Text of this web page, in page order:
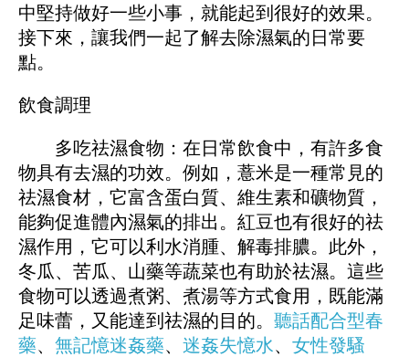
中堅持做好一些小事，就能起到很好的效果。
接下來，讓我們一起了解去除濕氣的日常要
點。
飲食調理
多吃祛濕食物：在日常飲食中，有許多食
物具有去濕的功效。例如，薏米是一種常見的
祛濕食材，它富含蛋白質、維生素和礦物質，
能夠促進體內濕氣的排出。紅豆也有很好的祛
濕作用，它可以利水消腫、解毒排膿。此外，
冬瓜、苦瓜、山藥等蔬菜也有助於祛濕。這些
食物可以透過煮粥、煮湯等方式食用，既能滿
足味蕾，又能達到祛濕的目的。 聽話配合型春
藥、 無記憶迷姦藥、 迷姦失憶水、 女性發騷